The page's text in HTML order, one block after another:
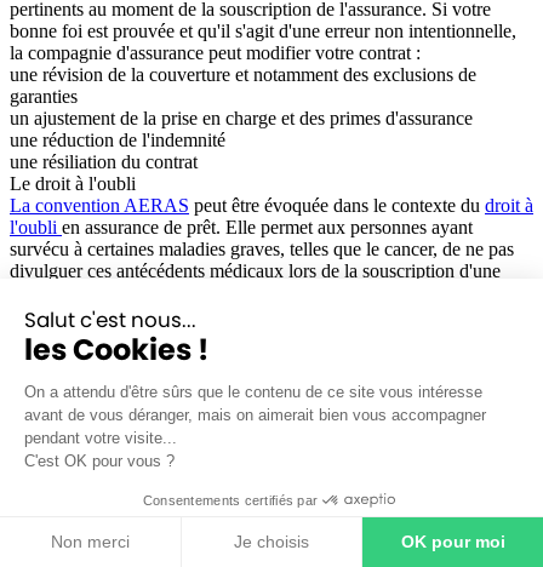
pertinents au moment de la souscription de l'assurance. Si votre
bonne foi est prouvée et qu'il s'agit d'une erreur non intentionnelle,
la compagnie d'assurance peut modifier votre contrat :
une révision de la couverture et notamment des exclusions de
garanties
un ajustement de la prise en charge et des primes d'assurance
une réduction de l'indemnité
une résiliation du contrat
Le droit à l'oubli
La convention AERAS peut être évoquée dans le contexte du droit à
l'oubli en assurance de prêt. Elle permet aux personnes ayant
survécu à certaines maladies graves, telles que le cancer, de ne pas
divulguer ces antécédents médicaux lors de la souscription d'une
varie en fonction du type de maladie, du protocole thérapeutique et
de la durée de rémission. Le droit à l'oubli peut alors être utilisé dans
certains cas pour justifier d'un antécédent médical non déclaré au
information médicale ait dépassé un certain délai, la jugeant ainsi
non pertinente dans le cadre d'une souscription d'assurance de crédit
immobilier.
La déclaration mensongère de mauvaise foi
L'article L 113-8 du Code des Assurances stipule que le contrat
d'assurance est nul en cas deréticenceou defausse déclaration
intentionnelle
de la part de l'assuré. Cela signifie que l'emprunteur
qui a fourni sciemment des informations erronées. Cette déclaration
Salut c'est nous...
les Cookies !
On a attendu d'être sûrs que le contenu de ce site vous intéresse
avant de vous déranger, mais on aimerait bien vous accompagner
pendant votre visite...
C'est OK pour vous ?
Consentements certifiés par
Non merci Je choisis OK pour moi